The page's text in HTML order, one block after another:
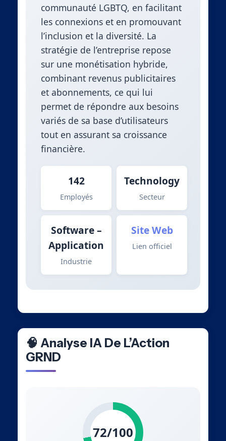
communauté LGBTQ, en facilitant
les connexions et en promouvant
l’inclusion et la diversité. La
stratégie de l’entreprise repose
sur une monétisation hybride,
combinant revenus publicitaires
et abonnements, ce qui lui
permet de répondre aux besoins
variés de sa base d’utilisateurs
tout en assurant sa croissance
financière.
142
Employés
Technology
Secteur
Software –
Application
Industrie
Site Web
Lien officiel
🧠 Analyse IA De L’Action
GRND
72/100